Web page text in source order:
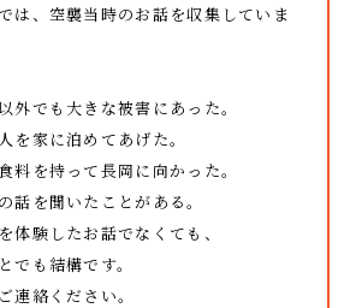
は、空襲当時のお話を収集していま
でも大きな被害にあった。
家に泊めてあげた。
を持って長岡に向かった。
を聞いたことがある。
体験したお話でなくても、
でも結構です。
連絡ください。